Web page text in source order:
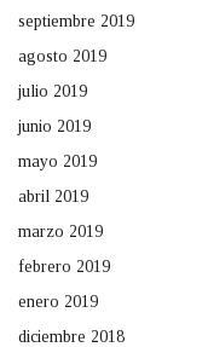
septiembre 2019
agosto 2019
julio 2019
junio 2019
mayo 2019
abril 2019
marzo 2019
febrero 2019
enero 2019
diciembre 2018